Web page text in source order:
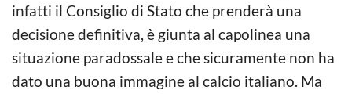
infatti il Consiglio di Stato che prenderà una
decisione definitiva, è giunta al capolinea una
situazione paradossale e che sicuramente non ha
dato una buona immagine al calcio italiano. Ma